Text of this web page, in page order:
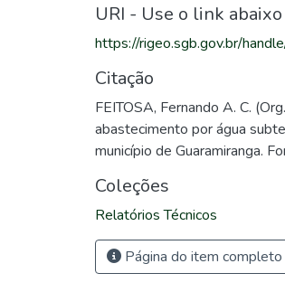
URI - Use o link
https://rigeo.sgb.gov.br/
Citação
FEITOSA, Fernando A. C.
abastecimento por água
município de Guaramiranga.
Coleções
Relatórios Técnicos
Página do item completo